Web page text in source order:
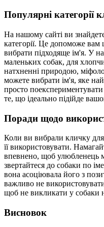
Популярні категорії
На нашому сайті ви
категорії. Це допоможе вам
вибрати підходяще ім'я. У
маленьких собак, для
натхненні природою,
можете вибрати ім'я, яке
просто
те, що ідеально підійде
Поради щодо
Коли ви вибрали кличку
її використовувати.
впевнено, щоб улюбленець
звертайтеся до собаки по
вона асоціювала його з
важливо не
щоб не викликати у собаки
Висновок